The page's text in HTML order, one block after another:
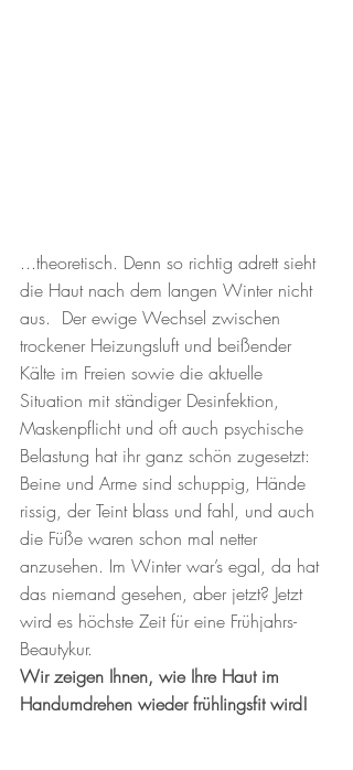
...theoretisch. Denn so richtig adrett sieht
die Haut nach dem langen Winter nicht
aus.  Der ewige Wechsel zwischen
trockener Heizungsluft und beißender
Kälte im Freien sowie die aktuelle
Situation mit ständiger Desinfektion,
Maskenpflicht und oft auch psychische
Belastung hat ihr ganz schön zugesetzt:
Beine und Arme sind schuppig, Hände
rissig, der Teint blass und fahl, und auch
die Füße waren schon mal netter
anzusehen. Im Winter war’s egal, da hat
das niemand gesehen, aber jetzt? Jetzt
wird es höchste Zeit für eine Frühjahrs-
Beautykur.
Wir zeigen Ihnen, wie Ihre Haut im
Handumdrehen wieder frühlingsfit wird!